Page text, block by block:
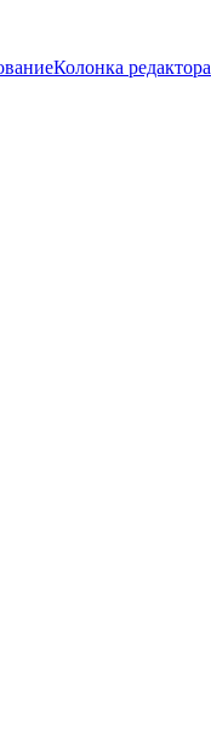
Колонка редактора